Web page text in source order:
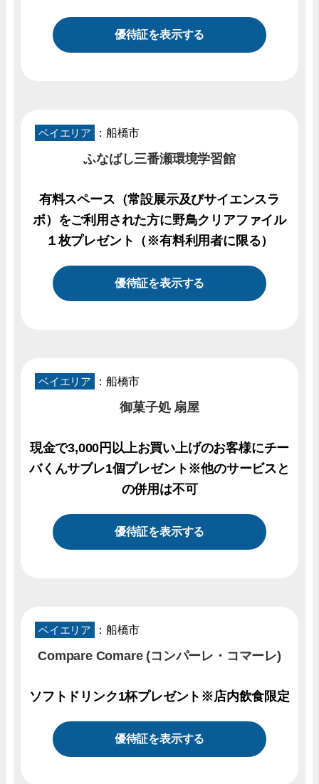
優待証を表示する
ベイエリア ：船橋市
ふなばし三番瀬環境学習館
有料スペース（常設展示及びサイエンスラ
ボ）をご利用された方に野鳥クリアファイル
１枚プレゼント（※有料利用者に限る）
優待証を表示する
ベイエリア ：船橋市
御菓子処 扇屋
現金で3,000円以上お買い上げのお客様にチー
バくんサブレ1個プレゼント※他のサービスと
の併用は不可
優待証を表示する
ベイエリア ：船橋市
Compare Comare (コンパーレ・コマーレ)
ソフトドリンク1杯プレゼント※店内飲食限定
優待証を表示する